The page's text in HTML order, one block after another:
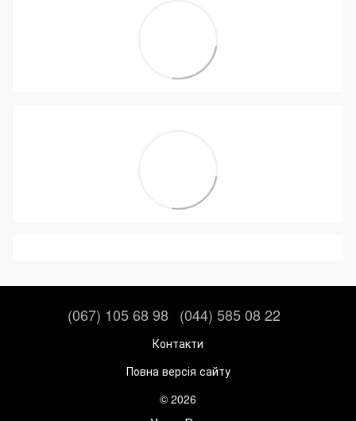
(067) 105 68 98 (044) 585 08 22
Контакти
Повна версія сайту
© 2026